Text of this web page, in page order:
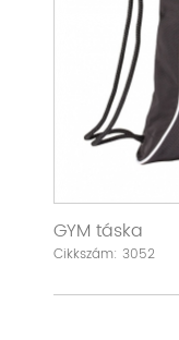
GYM táska
Cikkszám: 3052